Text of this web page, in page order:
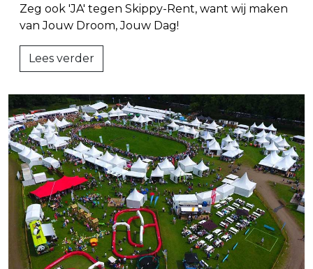
Zeg ook 'JA' tegen Skippy-Rent, want wij maken
van Jouw Droom, Jouw Dag!
Lees verder